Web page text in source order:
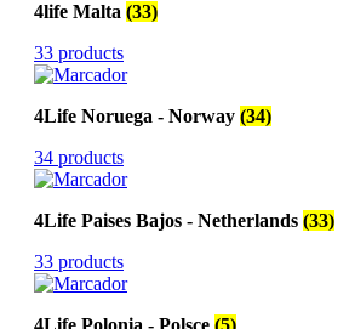
4life Malta (33)
33 products
4Life Noruega - Norway (34)
34 products
4Life Paises Bajos - Netherlands (33)
33 products